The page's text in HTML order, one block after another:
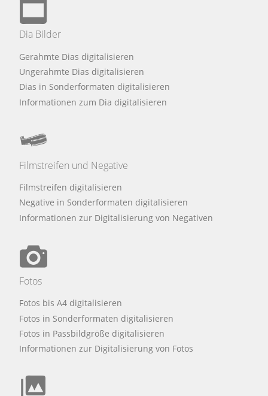
Dia Bilder
Gerahmte Dias digitalisieren
Ungerahmte Dias digitalisieren
Dias in Sonderformaten digitalisieren
Informationen zum Dia digitalisieren
Filmstreifen und Negative
Filmstreifen digitalisieren
Negative in Sonderformaten digitalisieren
Informationen zur Digitalisierung von Negativen
Fotos
Fotos bis A4 digitalisieren
Fotos in Sonderformaten digitalisieren
Fotos in Passbildgröße digitalisieren
Informationen zur Digitalisierung von Fotos